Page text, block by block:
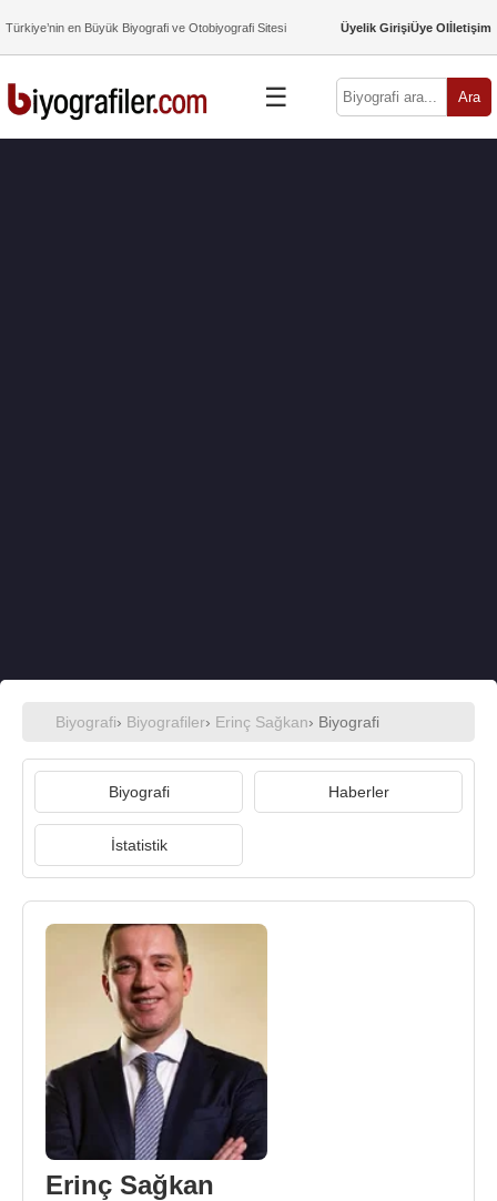
Türkiye’nin en Büyük Biyografi ve Otobiyografi Sitesi Üyelik GirişiÜye Olİletişim
☰ Ara
Biyografi› Biyografiler› Erinç Sağkan› Biyografi
Biyografi Haberler
İstatistik
Erinç Sağkan